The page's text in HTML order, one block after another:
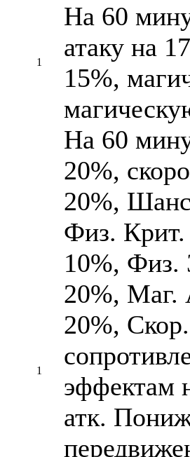
1
На 60
атаку на
15%,
1
На 60
20%,
20%,
Физ.
10%, Физ.
20%, Маг.
20%,
эффектам
атк.